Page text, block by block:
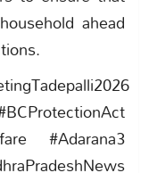
ahead
#Adarana3